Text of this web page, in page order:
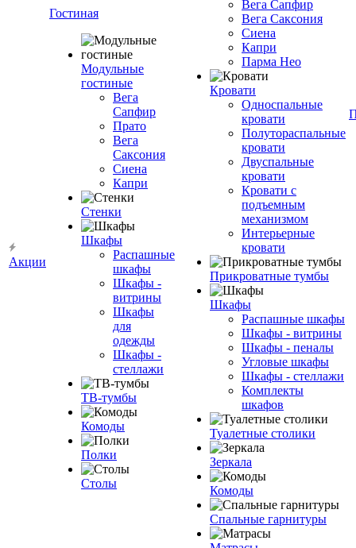
Акции
Гостиная
Модульные
гостиные
Вега
Сапфир
Прато
Вега
Саксония
Сиена
Капри
Стенки
Шкафы
Распашные
шкафы
Шкафы -
витрины
Шкафы
для
одежды
Шкафы -
стеллажи
ТВ-тумбы
Комоды
Полки
Столы
Вега Сапфир
Вега Саксония
Сиена
Капри
Парма Нео
Кровати
Односпальные
кровати
Полутораспальные
кровати
Двуспальные
кровати
Кровати с
подъемным
механизмом
Интерьерные
кровати
Прикроватные тумбы
Шкафы
Распашные шкафы
Шкафы - витрины
Шкафы - пеналы
Угловые шкафы
Шкафы - стеллажи
Комплекты
шкафов
Туалетные столики
Зеркала
Комоды
Спальные гарнитуры